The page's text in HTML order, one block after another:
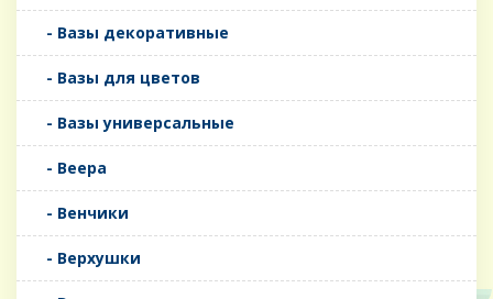
- Вазы декоративные
- Вазы для цветов
- Вазы универсальные
- Веера
- Венчики
- Верхушки